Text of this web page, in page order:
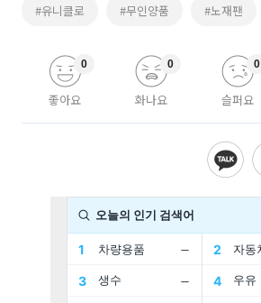
#유니클로 #무인양품 #노재팬
좋아요
0
화나요
0
슬퍼요
0